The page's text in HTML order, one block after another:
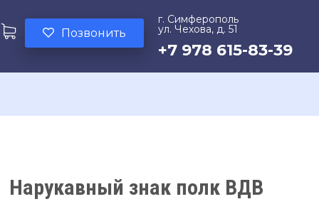
г. Симферополь
ул. Чехова, д. 51
+7 978 615-83-39
Позвонить
Нарукавный знак полк ВДВ